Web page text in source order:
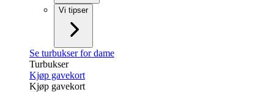
Vi tipser
Se turbukser for dame
Turbukser
Kjøp gavekort
Kjøp gavekort